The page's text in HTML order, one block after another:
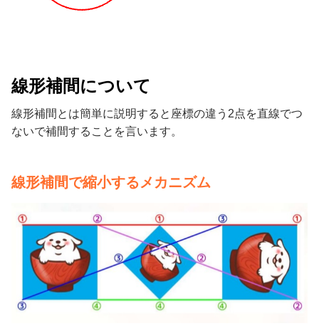
線形補間について
線形補間とは簡単に説明すると座標の違う2点を直線でつ
ないで補間することを言います。
線形補間で縮小するメカニズム